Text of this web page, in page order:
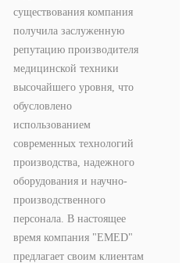
существования компания
получила заслуженную
репутацию производителя
медицинской техники
высочайшего уровня, что
обусловлено
использованием
современных технологий
производства, надежного
оборудования и научно-
производственного
персонала. В настоящее
время компания "EMED"
предлагает своим клиентам